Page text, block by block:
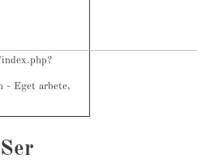
- Eget arbete,